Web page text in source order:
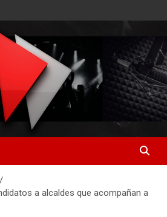
a alcaldes que acompañan a